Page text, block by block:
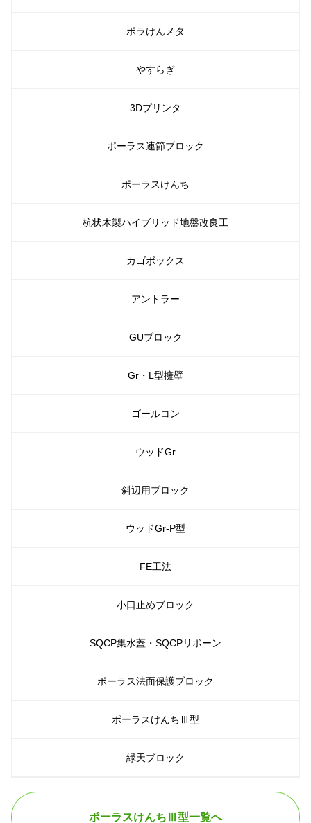
ポラけんメタ
やすらぎ
3Dプリンタ
ポーラス連節ブロック
ポーラスけんち
杭状木製ハイブリッド地盤改良工
カゴボックス
アントラー
GUブロック
Gr・L型擁壁
ゴールコン
ウッドGr
斜辺用ブロック
ウッドGr-P型
FE工法
小口止めブロック
SQCP集水蓋・SQCPリボーン
ポーラス法面保護ブロック
ポーラスけんちⅢ型
緑天ブロック
ポーラスけんちⅢ型一覧へ